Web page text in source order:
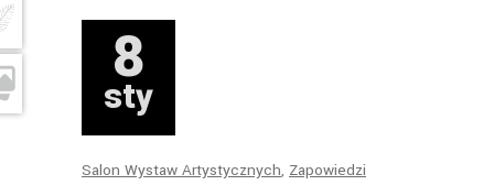
8
sty
Salon Wystaw Artystycznych, Zapowiedzi